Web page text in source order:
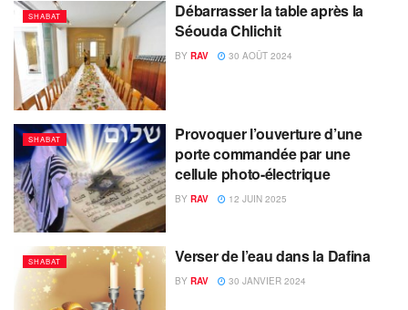
SHABAT
Débarrasser la table après la
Séouda Chlichit
BY RAV 30 AOÛT 2024
SHABAT
Provoquer l’ouverture d’une
porte commandée par une
cellule photo-électrique
BY RAV 12 JUIN 2025
SHABAT Verser de l’eau dans la Dafina
BY RAV 30 JANVIER 2024